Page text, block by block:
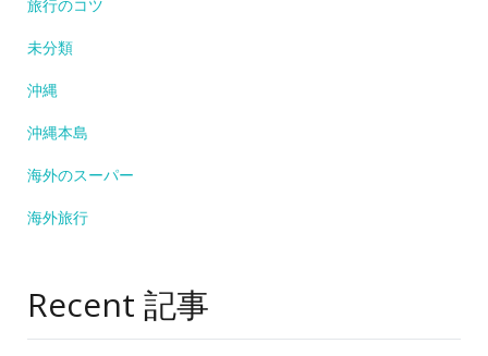
旅行のコツ
未分類
沖縄
沖縄本島
海外のスーパー
海外旅行
Recent 記事